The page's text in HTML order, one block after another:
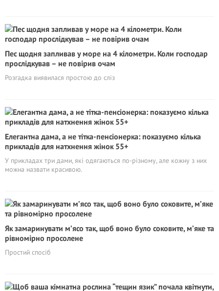
Пес щодня запливав у море на 4 кілометри. Коли господар
прослідкував – не повірив очам
Розгадка виявилася простою до сліз
Елегантна дама, а не тітка-пенсіонерка: показуємо кілька
прикладів для натхнення жінок 55+
У прикладах три дами, які одягаються по-різному, але кожну з них
можна назвати красивою.
Як замаринувати м’ясо так, щоб воно було соковите, м’яке та
рівномірно просолене
Простий спосіб